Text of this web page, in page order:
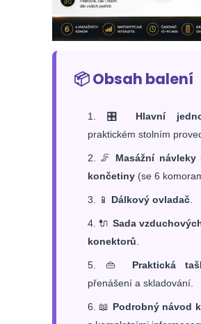
📦Obsah balení
🎛️ Hlavní
praktickém stolním
🦵 Masážní
končetiny(se 6
📱 Dálkový ovladač.
🔌 Sada
konektorů.
👜 Praktická
přenášení a skladování.
📖 Podrobný návod